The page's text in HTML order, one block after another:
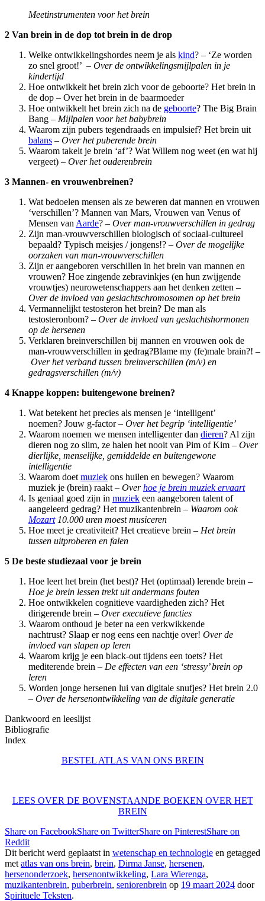
Meetinstrumenten voor het brein
2 Van brein in de dop tot brein in de drop
Welke ontwikkelingshordes neem je als kind? – ‘Ze worden
zo snel groot!’ – Over de ontwikkelingsmijlpalen in je
kindertijd
Hoe ontwikkelt het brein zich voor de geboorte? Het brein in
de dop – Over het brein in de baarmoeder
Hoe ontwikkelt het brein zich na de geboorte? The Big Brain
Bang – Mijlpalen voor het babybrein
Waarom zijn pubers tegendraads en impulsief? Het brein uit
balans – Over het puberende brein
Waarom takelt je brein ‘af’? Wat Willem nog weet (en wat hij
vergeet) – Over het ouderenbrein
3 Mannen- en vrouwenbreinen?
Wat bedoelen mensen als ze beweren dat mannen en vrouwen
‘verschillen’? Mannen van Mars, Vrouwen van Venus of
Mensen van Aarde? – Over man-vrouwverschillen in gedrag
Zijn man-vrouwverschillen biologisch of sociaal-cultureel
bepaald? Typisch meisjes / jongens!? – Over de mogelijke
oorzaken van man-vrouwverschillen
Zijn er aangeboren verschillen in het brein van mannen en
vrouwen? Hoe zingende zebravinkjes (en hun zwijgende
vrouwtjes) neurowetenschappers aan het denken zetten –
Over de invloed van geslachtschromosomen op het brein
Vermannelijkt testosteron het brein? De man als
testosteronbom? – Over de invloed van geslachtshormonen
op de hersenen
Verklaren breinverschillen bij mannen en vrouwen ook de
man-vrouwverschillen in gedrag?Blame my (fe)male brain?! –
Over het verband tussen breinverschillen (m/v) en
gedragsverschillen (m/v)
4 Knappe koppen: buitengewone breinen?
Wat betekent het precies als mensen je ‘intelligent’
noemen? Jouw g-factor – Over het begrip ‘intelligentie’
Waarom noemen we mensen intelligenter dan dieren? Al zijn
dieren nog zo slim, ze halen het nooit van Pim of Kim – Over
dierlijke, menselijke, gemiddelde en buitengewone
intelligentie
Waarom doet muziek ons huilen en bewegen? Waarom
muziek je (brein) raakt – Overhoe je brein muziek ervaart
Is geniaal goed zijn in muziek een aangeboren talent of
aangeleerd gedrag? Het muzikantenbrein – Waarom ook
Mozart10.000 uren moest musiceren
Hoe meet je creativiteit? Het creatieve brein – Het brein
tussen uitproberen en falen
5 De beste studiezaal voor je brein
Hoe leert het brein (het best)? Het (optimaal) lerende brein –
Hoe je brein lessen trekt uit andermans fouten
Hoe ontwikkelen cognitieve vaardigheden zich? Het
dirigerende brein – Over executieve functies
Waarom onthoud je beter na een verkwikkende
nachtrust? Slaap er nog eens een nachtje over! Over de
invloed van slapen op leren
Waarom krijg je een black-out tijdens een toets? Het
mediterende brein – De effecten van een ‘stressy’ brein op
leren
Worden jonge hersenen lui van digitale snufjes? Het brein 2.0
– Over de hersenontwikkeling van de digitale generatie
Dankwoord en leeslijst
Bibliografie
Index
BESTEL ATLAS VAN ONS BREIN
LEES OVER DE BOVENSTAANDE BOEKEN OVER HET
BREIN
Share on FacebookShare on TwitterShare on PinterestShare on
Reddit
Dit bericht werd geplaatst in wetenschap en technologie en getagged
met atlas van ons brein, brein, Dirma Janse, hersenen,
hersenonderzoek, hersenontwikkeling, Lara Wierenga,
muzikantenbrein, puberbrein, seniorenbrein op 19 maart 2024 door
Spirituele Teksten.